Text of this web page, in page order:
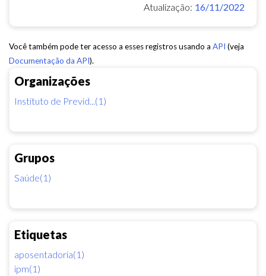
Organizações
Instituto de Previd...(1)
Grupos
Saúde(1)
Etiquetas
aposentadoria(1)
ipm(1)
Atualização: 16/11/2022
Você também pode ter acesso a esses registros usando a API (veja
Documentação da API).